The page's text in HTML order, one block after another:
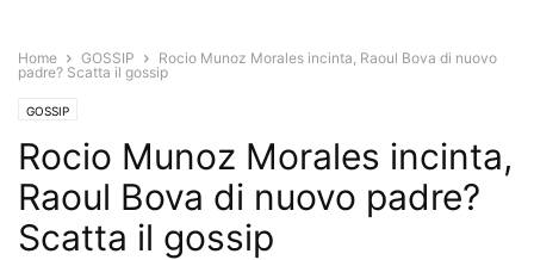
Home GOSSIP
Rocio Munoz Morales incinta, Raoul Bova di nuovo
padre? Scatta il gossip
GOSSIP
Rocio Munoz Morales incinta,
Raoul Bova di nuovo padre?
Scatta il gossip